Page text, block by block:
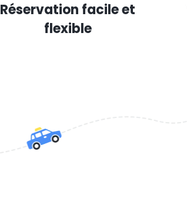
Réservation facile et
flexible